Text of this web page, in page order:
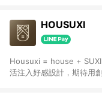
HOUSUXI
Housuxi = house + SUXI
活注入好感設計，期待用